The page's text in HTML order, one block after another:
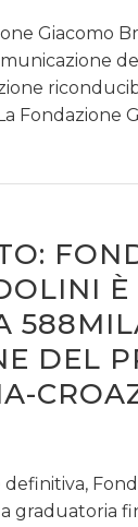
Giacomo
Fondazione
È
DEL
graduatoria